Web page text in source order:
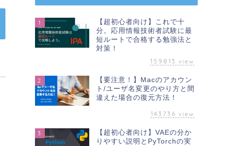
1
【超初心者向け】これで十
分。応用情報技術者試験に最
短ルートで合格する勉強法と
対策！
159813 view
2
【要注意！】Macのアカウン
ト/ユーザ名変更のやり方と間
違えた場合の復元方法！
143736 view
3
【超初心者向け】VAEの分か
りやすい説明とPyTorchの実